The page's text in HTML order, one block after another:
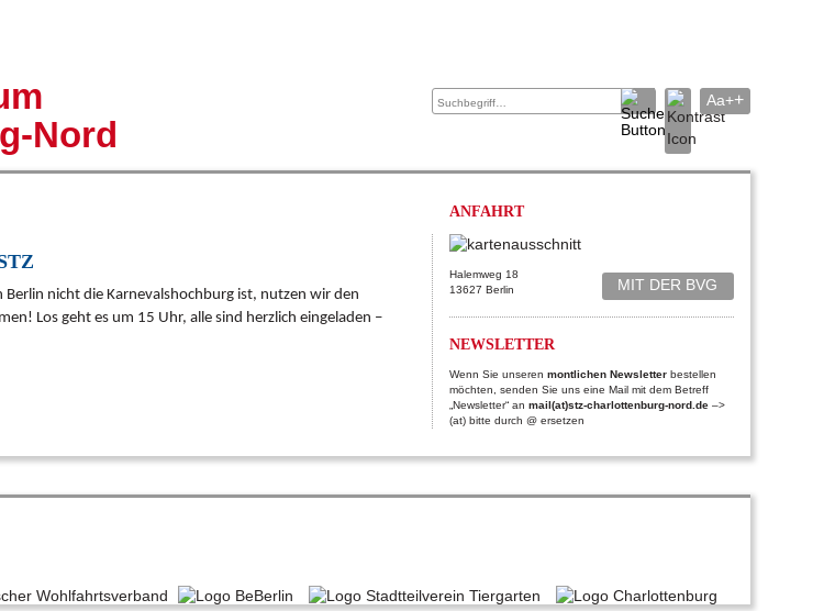
Aa++
Inklusiv Videos Bilder Archiv Downloads Kontakt
Nord
nicht die Karnevalshochburg ist, nutzen wir den
Los geht es um 15 Uhr, alle sind herzlich eingeladen –
ANFAHRT
Halemweg 18
13627 Berlin
MIT DER BVG
NEWSLETTER
Wenn Sie unseren montlichen Newsletterbestellen
möchten, senden Sie uns eine Mail mit dem Betreff
„Newsletter“ an mail(at)stz-charlottenburg-nord.de–>
(at) bitte durch @ ersetzen